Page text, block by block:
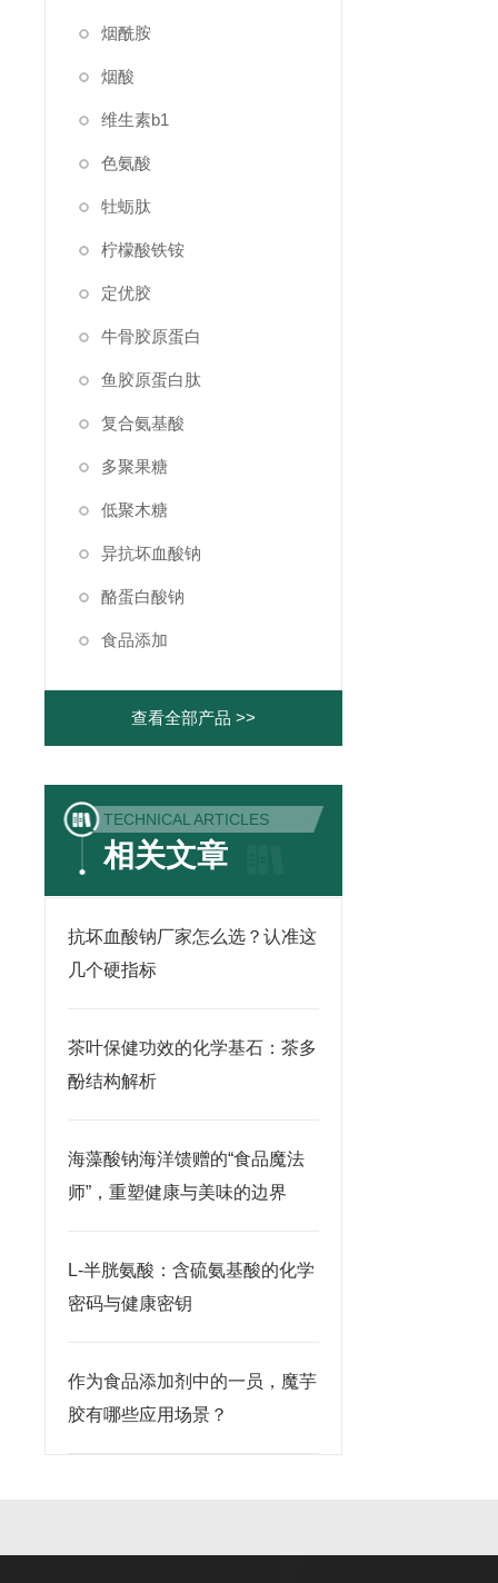
烟酰胺
烟酸
维生素b1
色氨酸
牡蛎肽
柠檬酸铁铵
定优胶
牛骨胶原蛋白
鱼胶原蛋白肽
复合氨基酸
多聚果糖
低聚木糖
异抗坏血酸钠
酪蛋白酸钠
食品添加
查看全部产品 >>
TECHNICAL ARTICLES
相关文章
抗坏血酸钠厂家怎么选？认准这
几个硬指标
茶叶保健功效的化学基石：茶多
酚结构解析
海藻酸钠海洋馈赠的“食品魔法
师”，重塑健康与美味的边界
L-半胱氨酸：含硫氨基酸的化学
密码与健康密钥
作为食品添加剂中的一员，魔芋
胶有哪些应用场景？